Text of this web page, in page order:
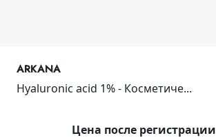
ARKANA
Hyaluronic acid 1% - Косметиче...
Цена после регистрации